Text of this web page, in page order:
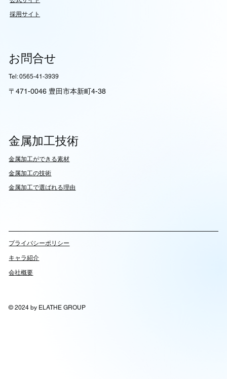
採用サイト
お問合せ
Tel: 0565-41-3939
〒471-0046 豊田市本新町4-38
金属加工技術
​金属加工ができる素材
​金属加工の技術
金属加工で選ばれる理由
© 2024 by ELATHE GROUP
​プライバシーポリシー
キャラ紹介
会社概要